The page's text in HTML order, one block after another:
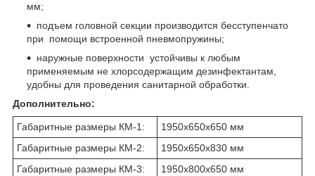
мм;
подъем головной секции производится бесступенчато
при помощи встроенной пневмопружины;
наружные поверхности устойчивы к любым
применяемым не хлорсодержащим дезинфектантам,
удобны для проведения санитарной обработки.
Дополнительно:
Габаритные размеры КМ-1:
1950х650х650 мм
Габаритные размеры КМ-2:
1950х650х830 мм
Габаритные размеры КМ-3:
1950х800х650 мм